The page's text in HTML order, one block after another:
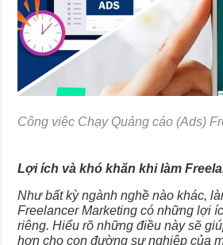
Công việc Chạy Quảng cáo (Ads)
Lợi ích và khó khăn khi làm
Như bất kỳ ngành nghề nào khác,
Freelancer Marketing có những lợi
riêng. Hiểu rõ những điều này sẽ
hơn cho con đường sự nghiệp của